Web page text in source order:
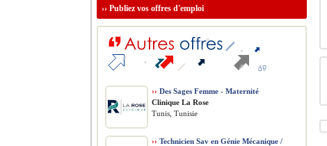
›› Publiez vos offres d'emploi
›› Des Sages Femme - Maternité
Clinique La Rose
Tunis, Tunisie
›› Technicien Sav en Génie Mécanique /